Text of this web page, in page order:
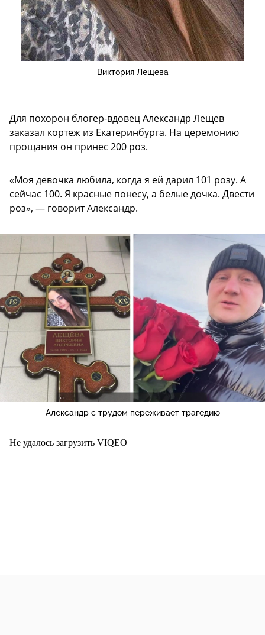
Виктория Лещева
Для похорон блогер-вдовец Александр Лещев
заказал кортеж из Екатеринбурга. На церемонию
прощания он принес 200 роз.
«Моя девочка любила, когда я ей дарил 101 розу. А
сейчас 100. Я красные понесу, а белые дочка. Двести
роз», — говорит Александр.
Александр с трудом переживает трагедию
Не удалось загрузить VIQEO